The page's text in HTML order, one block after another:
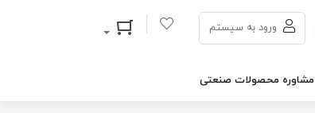
ورود به سیستم سبد خرید
مشاوره محصولات صنعتی